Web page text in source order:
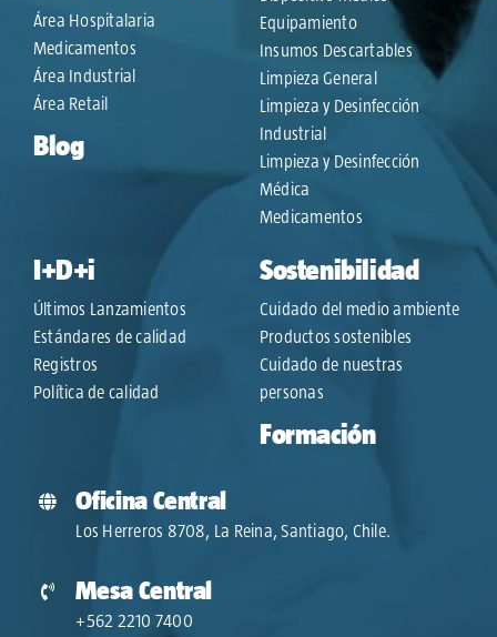
Área Hospitalaria
Medicamentos
Área Industrial
Área Retail
Blog
Equipamiento
Insumos Descartables
Limpieza General
Limpieza y Desinfección
Industrial
Limpieza y Desinfección
Médica
Medicamentos
I+D+i
Últimos Lanzamientos
Estándares de calidad
Registros
Política de calidad
Sostenibilidad
Cuidado del medio ambiente
Productos sostenibles
Cuidado de nuestras
personas
Formación
Oficina Central
Los Herreros 8708, La Reina, Santiago, Chile.
Mesa Central
+562 2210 7400